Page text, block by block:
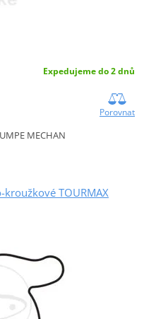
Expedujeme do 2 dnů
Porovnat
MECHAN
TOURMAX